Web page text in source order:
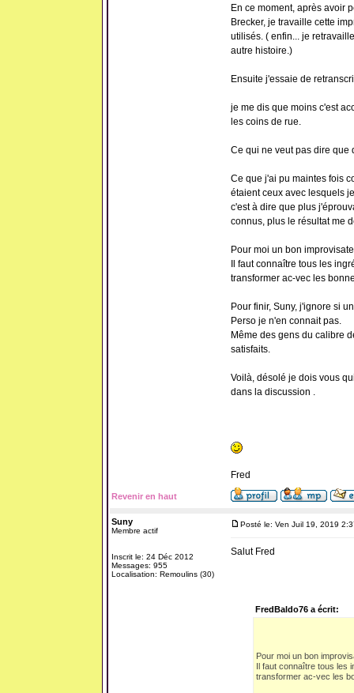
En ce moment, après avoir
Brecker, je travaille cette
utilisés. ( enfin... je
autre histoire.)
Ensuite j'essaie de
je me dis que moins c'est
les coins de rue.
Ce qui ne veut pas dire que
Ce que j'ai pu maintes fois
étaient ceux avec lesquels
c'est à dire que plus
connus, plus le résultat me
Pour moi un bon
Il faut connaître tous les
transformer ac-vec les
Pour finir, Suny, j'ignore si
Perso je n'en connait pas.
Même des gens du calibre
satisfaits.
Voilà, désolé je dois vous
dans la discussion .
Fred
Revenir en haut
Suny
Membre actif
Inscrit le: 24 Déc 2012
Messages: 955
Localisation: Remoulins (30)
Posté le: Ven Juil 19, 2019
Salut Fred
FredBaldo76 a écrit:
Pour moi un bon
Il faut connaître tous les
transformer ac-vec les